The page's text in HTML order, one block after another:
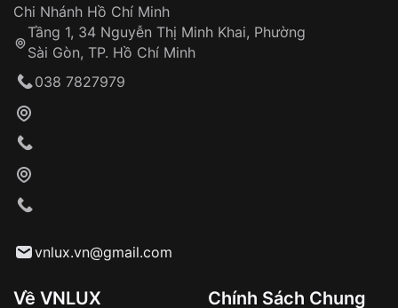
Khách hàng kiểm tra và thanh toán trực tiếp
Từ khóa SEO:
Đồng hành cùng khách hàng trong suốt quá
trình sử dụng
Chi Nhánh Hồ Chí Minh
Tầng 1, 34 Nguyễn Thị Minh Khai, Phường
Sài Gòn, TP. Hồ Chí Minh
038 7827979
vnlux.vn@gmail.com
Về VNLUX Chính Sách Chung